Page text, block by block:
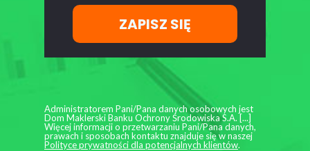
ZAPISZ SIĘ
Administratorem Pani/Pana danych osobowych jest
Dom Maklerski Banku Ochrony Środowiska S.A. [...]
Więcej informacji o przetwarzaniu Pani/Pana danych,
prawach i sposobach kontaktu znajduje się w naszej
Polityce prywatności dla potencjalnych klientów.